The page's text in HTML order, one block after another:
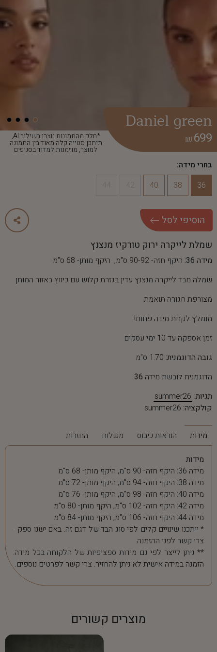
*חלק מהתמונות נוצרו בשילוב AI,
תיתכן סטייה קלה מאוד בין התמונה
למוצר, מוזמנות למדוד בסניפים
Daniel green
699
₪
בחרי מידה:
36
38
40
הוסיפי לסל
שמלת לייקרה ירוק טורקיז מנצנץ
מידה 36:
היקף חזה- 90-92 ס"מ, היקף מותן- 68 ס"מ
שמלה מבד לייקרה מנצנץ עדין בגזרת קלוש עם כיווץ באזור המותן
מצורפת חגורה תואמת
מומלץ לקחת מידה פחות!
זמן אספקה עד 10 ימי עסקים
גובה הדוגמנית: 1.70 ס"מ
הדוגמנית לובשת מידה 36
תגיות: summer26
קולקציה: summer26
מידות הוראות כיבוס משלוח החזרות
מידות
מידה 36: היקף חזה- 90 ס"מ, היקף מותן- 68 ס"מ
מידה 38: היקף חזה- 94 ס"מ, היקף מותן- 72 ס"מ
מידה 40: היקף חזה- 98 ס"מ, היקף מותן- 76 ס"מ
מידה 42: היקף חזה- 102 ס"מ, היקף מותן- 80 ס"מ
מידה 44: היקף חזה- 106 ס"מ, היקף מותן- 84 ס"מ
* ייתכנו שינויים קלים לפי סוג הבד של דגם זה. באם ישנו ספק -
צרי קשר לפני ההזמנה.
** ניתן לייצר לפי גם מידות ספציפיות של הלקוחה בכל מידה.
הזמנה במידה אישית לא ניתן להחזיר. צרי קשר לפרטים נוספים.
מוצרים קשורים